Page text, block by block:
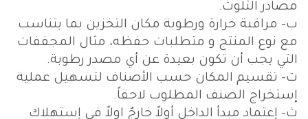
مصادر التلوث.
ب‌- مراقبة حرارة ورطوبة مكان التخزين بما يتناسب
مع نوع المنتج و متطلبات حفظه، مثال المجففات
التي يجب أن تكون بعيدة عن أي مصدر رطوبة.
ت‌- تقسيم المكان حسب الأصناف لتسهيل عملية
إستخراج الصنف المطلوب لاحقاً.
ث‌- إعتماد مبدأ الداخل أولاً خارجٌ اولاً في إستهلاك